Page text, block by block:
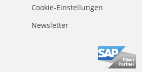
Cookie-Einstellungen
Newsletter